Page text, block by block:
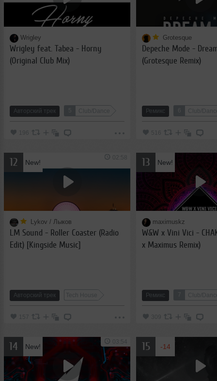
Wrigley
Wrigley feat. Tabea - Horny
(Original Club Mix)
Авторский трек 5 Club/Dance
196
Grotesque
Depeche Mode -
(Grotesque Remix)
Ремикс 6 Club/
516
12 New!
Lykov / Лыков
LM Sound - Roller Coaster (Radio
Edit) [Kingside Music]
Авторский трек Tech House
157
02:58 13 New!
maximuskz
W&W x Vini Vici -
x Maximus Remix)
Ремикс 7 Club/
309
14 New!
03:54 15 -14